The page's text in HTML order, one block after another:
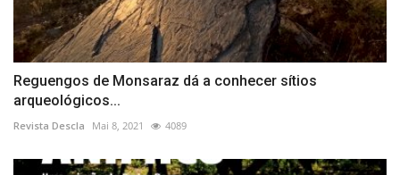
Reguengos de Monsaraz dá a conhecer sítios
arqueológicos...
Revista Descla Mai 8, 2021 4089